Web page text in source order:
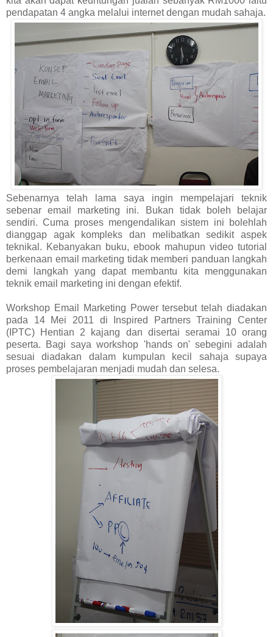
pendapatan 4 angka melalui internet dengan mudah sahaja.
Sebenarnya telah lama saya ingin mempelajari teknik
sebenar email marketing ini. Bukan tidak boleh belajar
sendiri. Cuma proses mengendalikan sistem ini bolehlah
dianggap agak kompleks dan melibatkan sedikit aspek
teknikal. Kebanyakan buku, ebook mahupun video tutorial
berkenaan email marketing tidak memberi panduan langkah
demi langkah yang dapat membantu kita menggunakan
teknik email marketing ini dengan efektif.
Workshop Email Marketing Power tersebut telah diadakan
pada 14 Mei 2011 di Inspired Partners Training Center
(IPTC) Hentian 2 kajang dan disertai seramai 10 orang
peserta. Bagi saya workshop 'hands on' sebegini adalah
sesuai diadakan dalam kumpulan kecil sahaja supaya
proses pembelajaran menjadi mudah dan selesa.